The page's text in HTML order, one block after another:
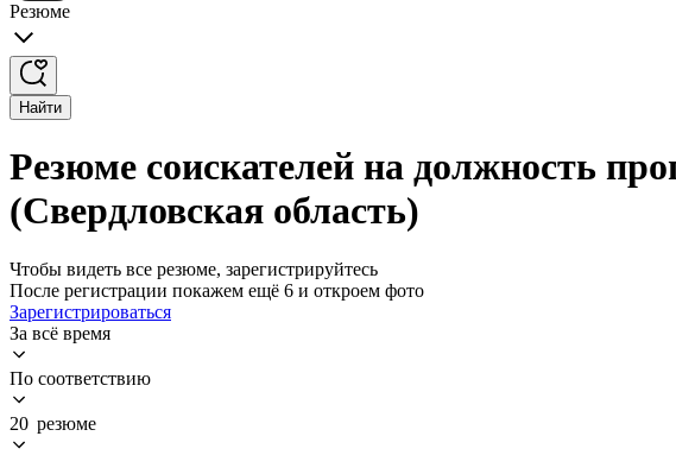
Резюме
Найти
Резюме соискателей на должность
(Свердловская область)
Чтобы видеть все резюме, зарегистрируйтесь
После регистрации покажем ещё 6 и откроем фото
Зарегистрироваться
За всё время
По соответствию
20 резюме